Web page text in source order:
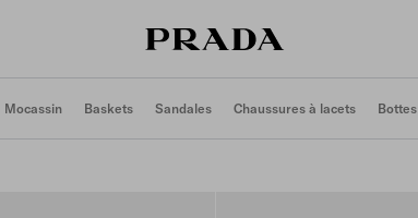
Mocassin Baskets Sandales Chaussures à lacets Bottes